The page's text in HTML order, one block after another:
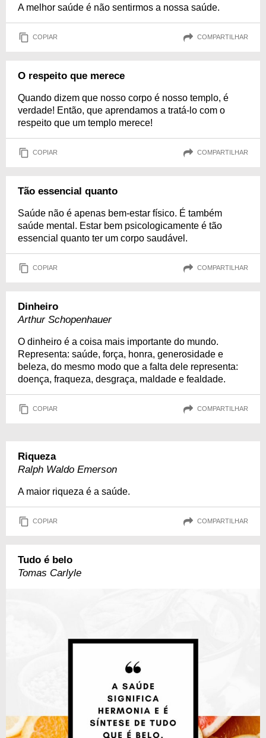
A melhor saúde é não sentirmos a nossa saúde.
COPIAR COMPARTILHAR
O respeito que merece
Quando dizem que nosso corpo é nosso templo, é
verdade! Então, que aprendamos a tratá-lo com o
respeito que um templo merece!
COPIAR COMPARTILHAR
Tão essencial quanto
Saúde não é apenas bem-estar físico. É também
saúde mental. Estar bem psicologicamente é tão
essencial quanto ter um corpo saudável.
COPIAR COMPARTILHAR
Dinheiro
Arthur Schopenhauer
O dinheiro é a coisa mais importante do mundo.
Representa: saúde, força, honra, generosidade e
beleza, do mesmo modo que a falta dele representa:
doença, fraqueza, desgraça, maldade e fealdade.
COPIAR COMPARTILHAR
Riqueza
Ralph Waldo Emerson
A maior riqueza é a saúde.
COPIAR COMPARTILHAR
Tudo é belo
Tomas Carlyle